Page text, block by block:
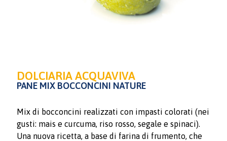
DOLCIARIA ACQUAVIVA
PANE MIX BOCCONCINI NATURE
Mix di bocconcini realizzati con impasti colorati (nei
gusti: mais e curcuma, riso rosso, segale e spinaci).
Una nuova ricetta, a base di farina di frumento, che